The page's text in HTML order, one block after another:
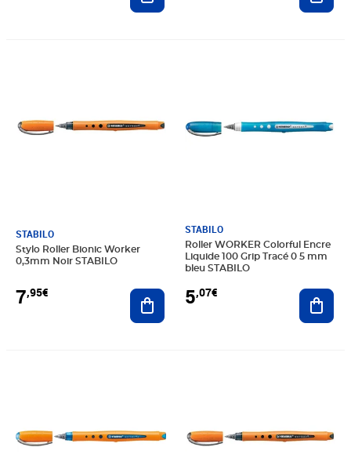
STABILO
Stylo Roller Bionic Worker
0,3mm Noir STABILO
7,95€ Ajouter au panier
STABILO
Roller WORKER Colorful Encre
Liquide 100 Grip Tracé 0 5 mm
bleu STABILO
5,07€